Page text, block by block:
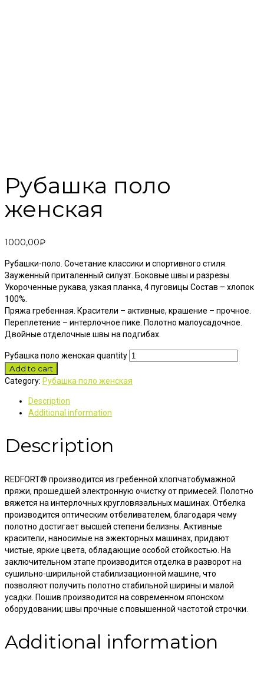
Рубашка поло
женская
1000,00₽
Рубашки-поло. Сочетание классики и спортивного стиля.
Зауженный приталенный силуэт. Боковые швы и разрезы.
Укороченные рукава, узкая планка, 4 пуговицы Состав – хлопок
100%.
Пряжа гребенная. Красители – активные, крашение – прочное.
Переплетение – интерлочное пике. Полотно малоусадочное.
Двойные отделочные швы на подгибах.
Рубашка поло женская quantity
Add to cart
Category: Рубашка поло женская
Description
Additional information
Description
REDFORT® производится из гребенной хлопчатобумажной
пряжи, прошедшей электронную очистку от примесей. Полотно
вяжется на интерлочных кругловязальных машинах. Отбелка
производится оптическим отбеливателем, благодаря чему
полотно достигает высшей степени белизны. Активные
красители, наносимые на эжекторных машинах, придают
чистые, яркие цвета, обладающие особой стойкостью. На
заключительном этапе производится отделка в разворот на
сушильно-ширильной стабилизационной машине, что
позволяют получить полотно стабильной ширины и малой
усадки. Пошив производится на современном японском
оборудовании; швы прочные с повышенной частотой строчки.
Additional information